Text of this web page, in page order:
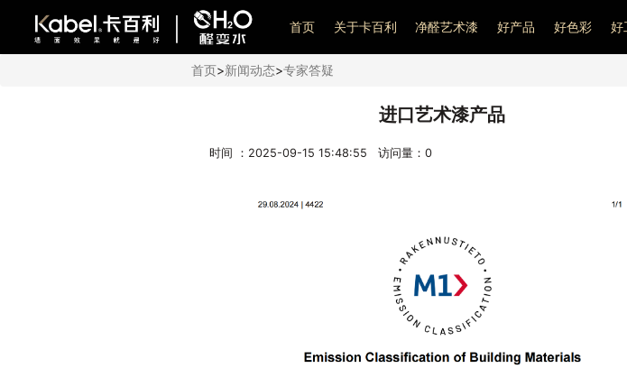
艺术漆加盟
首页 关于卡百利 净醛艺术漆 好产品 好色彩 好
首页>新闻动态>专家答疑
进口艺术漆产品
时间 ：2025-09-15 15:48:55 访问量： 0